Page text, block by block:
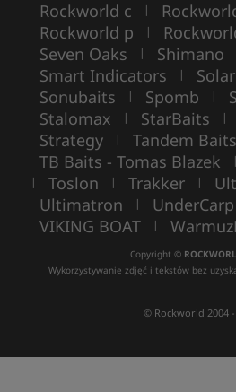
Rockworld c |
Rockworld p |
Seven Oaks | Shimano
Smart Indicators | Solar
Sonubaits | Spomb |
Stalomax | StarBaits |
Strategy | Tandem Baits
TB Baits - Tomas Blazek |
| Toslon | Trakker |
Ultimatron | UnderCarp
VIKING BOAT |
Copyright ©
Wykorzystywanie zdjęć i tekstów bez
© Rockworld 2004 -